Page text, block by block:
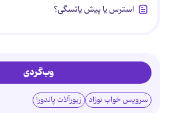
استرس یا پیش یائسگی؟
وب‌گردی
سرویس خواب نوزاد زیورآلات پاندورا